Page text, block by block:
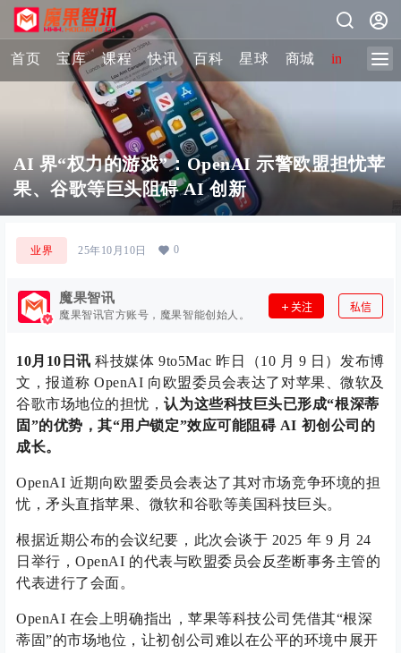
首页 宝库 课程 快讯 百科 星球 商城 image-2
AI 界“权力的游戏”：OpenAI 示警欧盟担忧苹
果、谷歌等巨头阻碍 AI 创新
业界 25年10月10日 0
魔果智讯
魔果智讯官方账号，魔果智能创始人。
关注 私信
10月10日讯科技媒体 9to5Mac 昨日（10 月 9 日）发布博
文，报道称 OpenAI 向欧盟委员会表达了对苹果、微软及
谷歌市场地位的担忧，认为这些科技巨头已形成“根深蒂
固”的优势，其“用户锁定”效应可能阻碍 AI 初创公司的
成长。
OpenAI 近期向欧盟委员会表达了其对市场竞争环境的担
忧，矛头直指苹果、微软和谷歌等美国科技巨头。
根据近期公布的会议纪要，此次会谈于 2025 年 9 月 24
日举行，OpenAI 的代表与欧盟委员会反垄断事务主管的
代表进行了会面。
OpenAI 在会上明确指出，苹果等科技公司凭借其“根深
蒂固”的市场地位，让初创公司难以在公平的环境中展开